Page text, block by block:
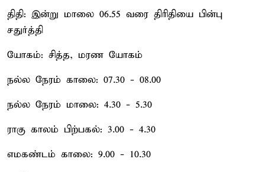
திதி: இன்று மாலை 06.55 வரை திரிதியை பின்பு
சதுர்த்தி
யோகம்: சித்த, மரண யோகம்
நல்ல நேரம் காலை: 07.30 - 08.00
நல்ல நேரம் மாலை: 4.30 - 5.30
ராகு காலம் பிற்பகல்: 3.00 - 4.30
எமகண்டம் காலை: 9.00 - 10.30